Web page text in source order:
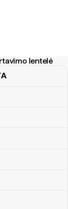
lentelė
lentelė